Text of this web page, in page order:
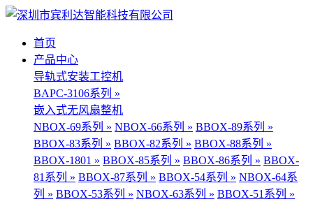
首页
产品中心
导轨式安装工控机
BAPC-3106系列 »
嵌入式无风扇整机
NBOX-69系列 » NBOX-66系列 » BBOX-89系列 »
BBOX-83系列 » BBOX-82系列 » BBOX-88系列 »
BBOX-1801 » BBOX-85系列 » BBOX-86系列 » BBOX-
81系列 » BBOX-87系列 » BBOX-54系列 » NBOX-64系
列 » BBOX-53系列 » NBOX-63系列 » BBOX-51系列 »